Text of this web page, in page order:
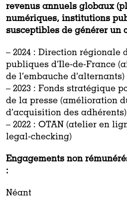
revenus annuels globaux
numériques, institutions
susceptibles de générer un
– 2024 : Direction régionale
publiques d’Ile-de-France
de l’embauche d’alternants)
– 2023 : Fonds stratégique
de la presse (amélioration
d’acquisition des adhérents)
– 2022 : OTAN (atelier en
legal-checking)
Engagements non
:
Néant